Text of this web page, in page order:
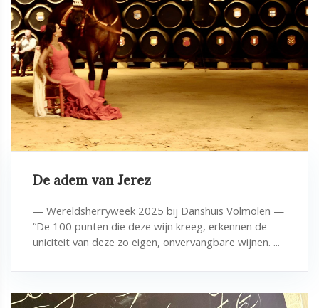
De adem van Jerez
— Wereldsherryweek 2025 bij Danshuis Volmolen —
“De 100 punten die deze wijn kreeg, erkennen de
uniciteit van deze zo eigen, onvervangbare wijnen. ...